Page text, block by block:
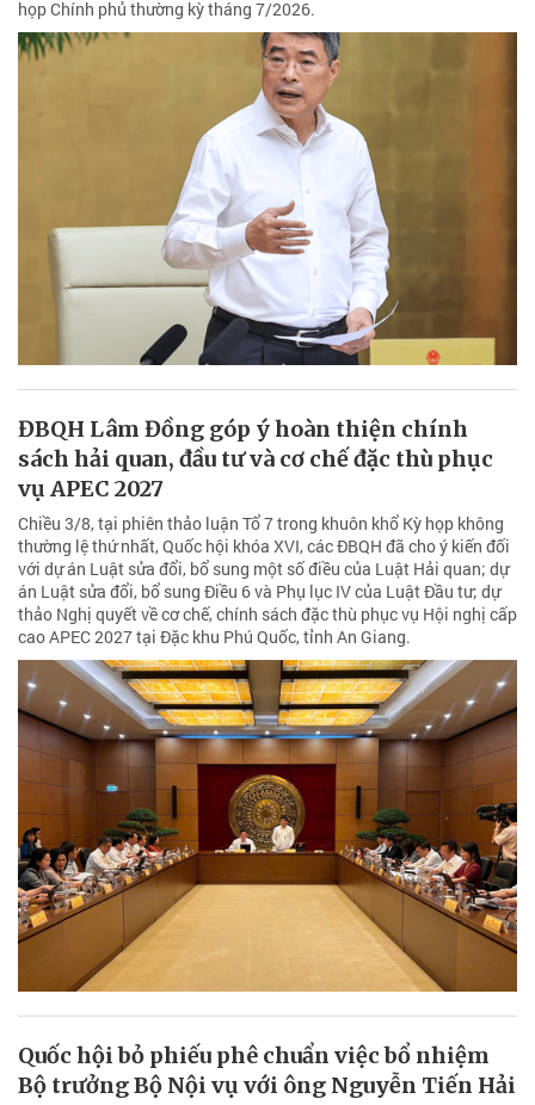
họp Chính phủ thường kỳ tháng 7/2026.
ĐBQH Lâm Đồng góp ý hoàn thiện chính
sách hải quan, đầu tư và cơ chế đặc thù phục
vụ APEC 2027
Chiều 3/8, tại phiên thảo luận Tổ 7 trong khuôn khổ Kỳ họp không
thường lệ thứ nhất, Quốc hội khóa XVI, các ĐBQH đã cho ý kiến đối
với dự án Luật sửa đổi, bổ sung một số điều của Luật Hải quan; dự
án Luật sửa đổi, bổ sung Điều 6 và Phụ lục IV của Luật Đầu tư; dự
thảo Nghị quyết về cơ chế, chính sách đặc thù phục vụ Hội nghị cấp
cao APEC 2027 tại Đặc khu Phú Quốc, tỉnh An Giang.
Quốc hội bỏ phiếu phê chuẩn việc bổ nhiệm
Bộ trưởng Bộ Nội vụ với ông Nguyễn Tiến Hải